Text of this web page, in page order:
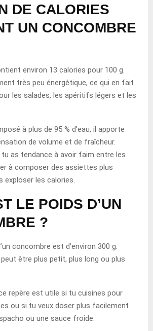
DE CALORIES
UN CONCOMBRE
environ 13 calories pour 100 g.
très peu énergétique, ce qui en fait
les salades, les apéritifs légers et les
à plus de 95 % d’eau, il apporte
de volume et de fraîcheur.
as tendance à avoir faim entre les
à composer des assiettes plus
exploser les calories.
LE POIDS D’UN
?
concombre est d’environ 300 g.
être plus petit, plus long ou plus
repère est utile si tu cuisines pour
ou si tu veux doser plus facilement
ou une sauce froide.